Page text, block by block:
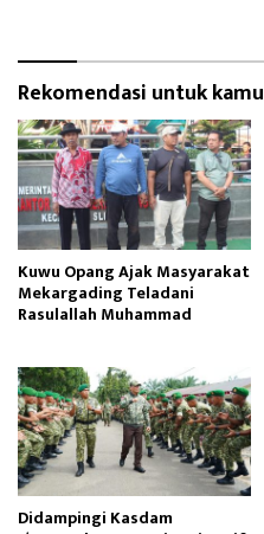
Rekomendasi untuk kamu
Kuwu Opang Ajak Masyarakat
Mekargading Teladani
Rasulallah Muhammad
Didampingi Kasdam